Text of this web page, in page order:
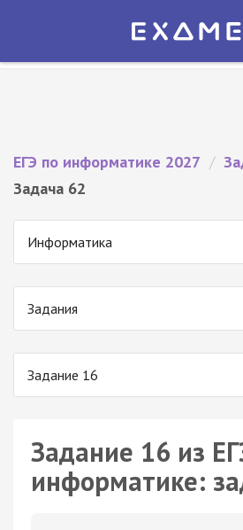
Экзамер — ЕГЭ 2027
ЕГЭ по информатике 2027 /
Задача 62
Информатика
Задания
Задание 16
Задание 16 из
информатике: